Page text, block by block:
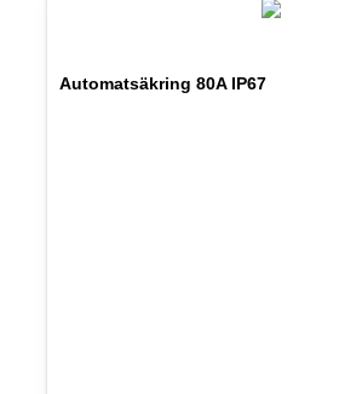
Automatsäkring 80A IP67